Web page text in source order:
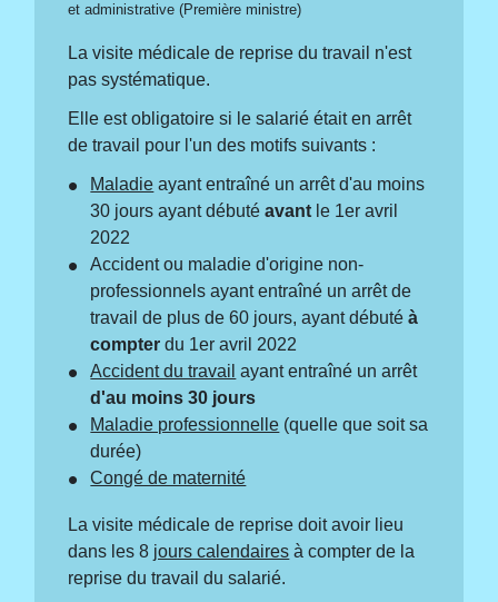
et administrative (Première ministre)
La visite médicale de reprise du travail n'est
pas systématique.
Elle est obligatoire si le salarié était en arrêt
de travail pour l'un des motifs suivants :
Maladie ayant entraîné un arrêt d'au moins
30 jours ayant débutéavant le 1er avril
2022
Accident ou maladie d'origine non-
professionnels ayant entraîné un arrêt de
travail de plus de 60 jours, ayant débutéà
compter du 1er avril 2022
Accident du travail ayant entraîné un arrêt
d'au moins 30 jours
Maladie professionnelle (quelle que soit sa
durée)
Congé de maternité
La visite médicale de reprise doit avoir lieu
dans les 8 jours calendaires à compter de la
reprise du travail du salarié.